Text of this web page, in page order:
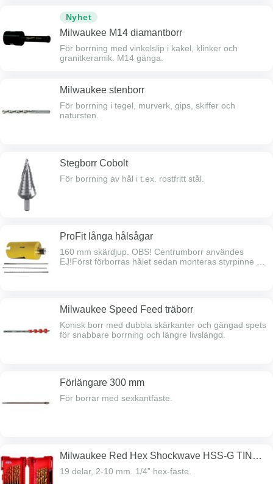
Nyhet
Milwaukee M14 diamantborr
För borrning med vinkelslip i kakel, klinker och
granitkeramik. M14 gänga.
Milwaukee stenborr
För borrning i tegel, murverk, gips, skiffer och
natursten.
Stegborr Cobolt
För borrning av hål i t.ex. rostfritt stål.
ProFit långa hålsågar
160 mm skärdjup. OBS! Centrumborr användes
EJ!Först förborras hålet sedan monteras styrpinne på
Milwaukee Speed Feed träborr
Konisk borr med dubbla skärkanter och gängad spets
för snabbare borrning och längre livslängd.
Förlängare 300 mm
För borrar med sexkantfäste.
Milwaukee Red Hex Shockwave HSS-G TIN
metallborrsats
19 delar, 2-10 mm. 1/4” hex-fäste.